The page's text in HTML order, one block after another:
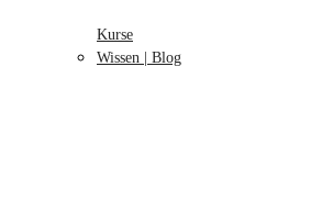
Kurse
Wissen | Blog